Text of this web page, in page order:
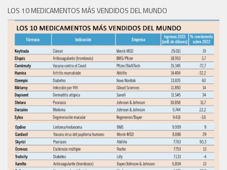
LOS 10 MEDICAMENTOS MÁS VENDIDOS DEL MUNDO